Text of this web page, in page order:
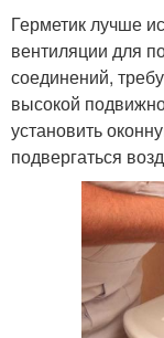
Герметик лучше
вентиляции для
соединений,
высокой
установить
подвергаться